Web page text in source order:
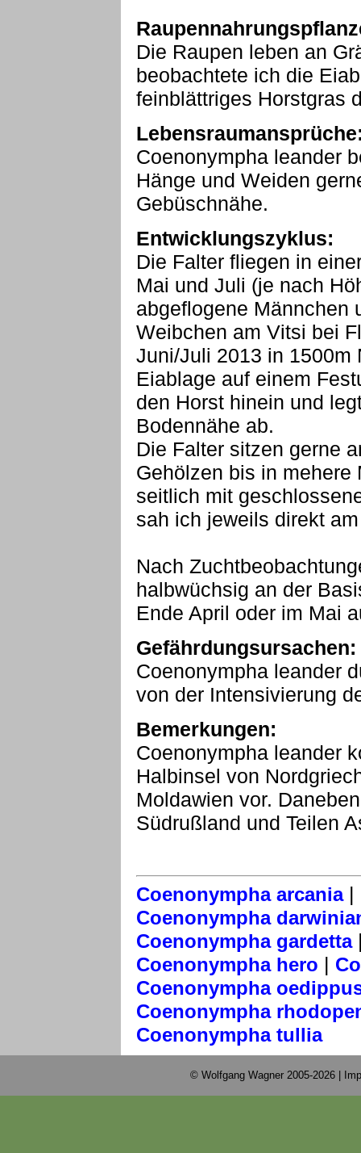
Die Raupen leben an
beobachtete ich die
feinblättriges Horstgras
Coenonympha leander
Hänge und Weiden
Gebüschnähe.
Entwicklungszyklus:
Die Falter fliegen in
Mai und Juli (je nach
abgeflogene Männchen
Weibchen am Vitsi bei
Juni/Juli 2013 in 1500m
Eiablage auf einem
den Horst hinein und
Bodennähe ab.
Die Falter sitzen gerne
Gehölzen bis in mehere
seitlich mit
sah ich jeweils direkt
Nach
halbwüchsig an der
Ende April oder im Mai
Gefährdungsursachen:
Coenonympha leander
von der Intensivierung
Bemerkungen:
Coenonympha leander
Halbinsel von
Moldawien vor.
Südrußland und Teilen
Coenonympha arcania|
Coenonympha
Coenonympha gardetta
Coenonympha hero |
Coenonympha
Coenonympha
Coenonympha tullia
© Wolfgang Wagner 2005-2026 |